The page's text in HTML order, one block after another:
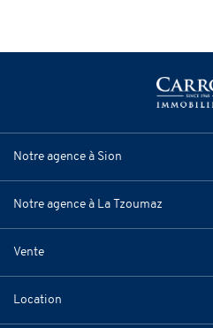
Notre agence à Sion
Notre agence à La Tzoumaz
Vente
Location